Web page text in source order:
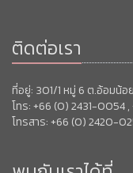
ติดต่อเรา
ที่อยู่: 301/1 หมู่ 6 ต.อ้อมน้อ
โทร: +66 (0) 2431-0054 ,
โทรสาร: +66 (0) 2420-